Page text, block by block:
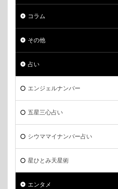
コラム
その他
占い
エンジェルナンバー
五星三心占い
シウママイナンバー占い
星ひとみ天星術
エンタメ